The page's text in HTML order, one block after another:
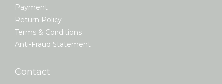
Payment
Return Policy
Terms & Conditions
Anti-Fraud Statement
Contact